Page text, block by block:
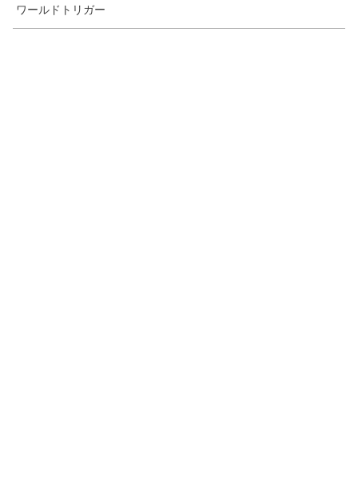
ワールドトリガー